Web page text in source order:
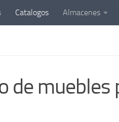
Catalogos Almacenes
de